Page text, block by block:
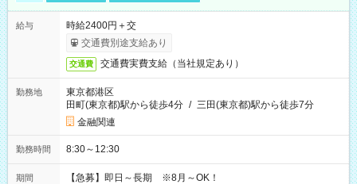
給与
時給2400円＋交
交通費別途支給あり
交通費 交通費実費支給（当社規定あり）
勤務地
東京都港区
田町(東京都)駅から徒歩4分 / 三田(東京都)駅から徒歩7分
金融関連
勤務時間 8:30～12:30
期間 【急募】即日～長期 ※8月～OK！